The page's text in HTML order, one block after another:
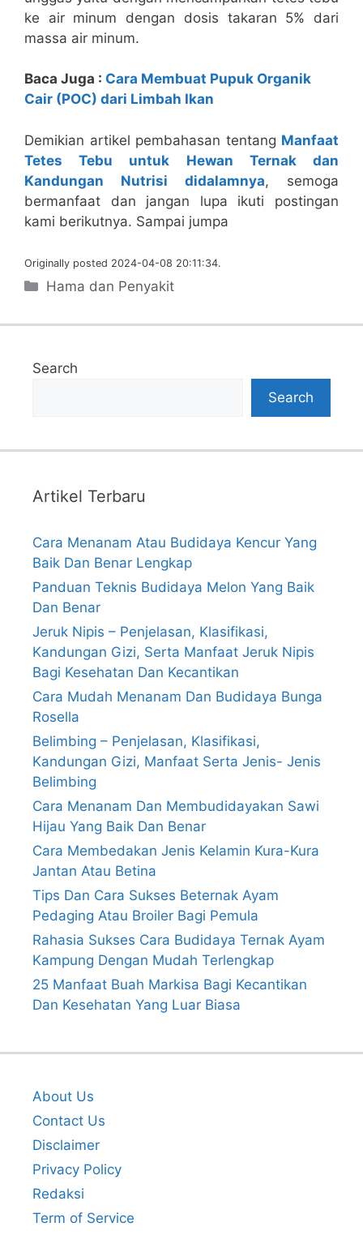
ke air minum dengan dosis takaran 5% dari
massa air minum.
Baca Juga : Cara Membuat Pupuk Organik
Cair (POC) dari Limbah Ikan
Demikian artikel pembahasan tentang Manfaat
Tetes Tebu untuk Hewan Ternak dan
Kandungan Nutrisi didalamnya, semoga
bermanfaat dan jangan lupa ikuti postingan
kami berikutnya. Sampai jumpa
Originally posted 2024-04-08 20:11:34.
Categories
Hama dan Penyakit
Search
Search
Artikel Terbaru
Cara Menanam Atau Budidaya Kencur Yang
Baik Dan Benar Lengkap
Panduan Teknis Budidaya Melon Yang Baik
Dan Benar
Jeruk Nipis – Penjelasan, Klasifikasi,
Kandungan Gizi, Serta Manfaat Jeruk Nipis
Bagi Kesehatan Dan Kecantikan
Cara Mudah Menanam Dan Budidaya Bunga
Rosella
Belimbing – Penjelasan, Klasifikasi,
Kandungan Gizi, Manfaat Serta Jenis- Jenis
Belimbing
Cara Menanam Dan Membudidayakan Sawi
Hijau Yang Baik Dan Benar
Cara Membedakan Jenis Kelamin Kura-Kura
Jantan Atau Betina
Tips Dan Cara Sukses Beternak Ayam
Pedaging Atau Broiler Bagi Pemula
Rahasia Sukses Cara Budidaya Ternak Ayam
Kampung Dengan Mudah Terlengkap
25 Manfaat Buah Markisa Bagi Kecantikan
Dan Kesehatan Yang Luar Biasa
About Us
Contact Us
Disclaimer
Privacy Policy
Redaksi
Term of Service